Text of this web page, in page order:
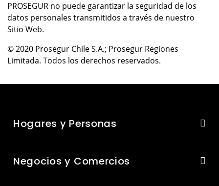
PROSEGUR no puede garantizar la seguridad de los
datos personales transmitidos a través de nuestro
Sitio Web.
© 2020 Prosegur Chile S.A.; Prosegur Regiones
Limitada. Todos los derechos reservados.
Hogares y Personas
Negocios y Comercios